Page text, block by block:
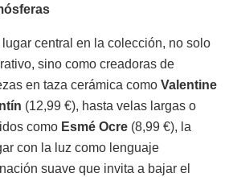
central en la colección, no solo
sino como creadoras de
en taza cerámica como Valentine
(12,99 €), hasta velas largas o
como Esmé Ocre (8,99 €), la
con la luz como lenguaje
suave que invita a bajar el